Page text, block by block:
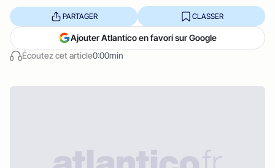
Écoutez cet article0:00min
PARTAGER CLASSER
Ajouter Atlantico en favori sur Google